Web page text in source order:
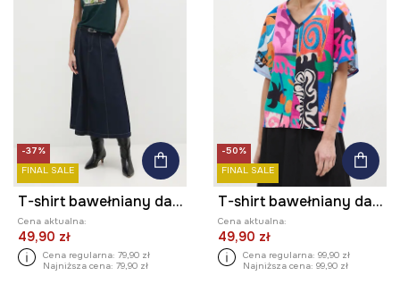
-37%
FINAL SALE
T-shirt bawełniany damski z elastanem z kolekcji Eviva L'arte
Cena aktualna:
49,90 zł
Cena regularna: 79,90 zł
Najniższa cena: 79,90 zł
-50%
FINAL SALE
T-shirt bawełniany damski z kolekcji Eviva L'arte
Cena aktualna:
49,90 zł
Cena regularna: 99,90 zł
Najniższa cena: 99,90 zł